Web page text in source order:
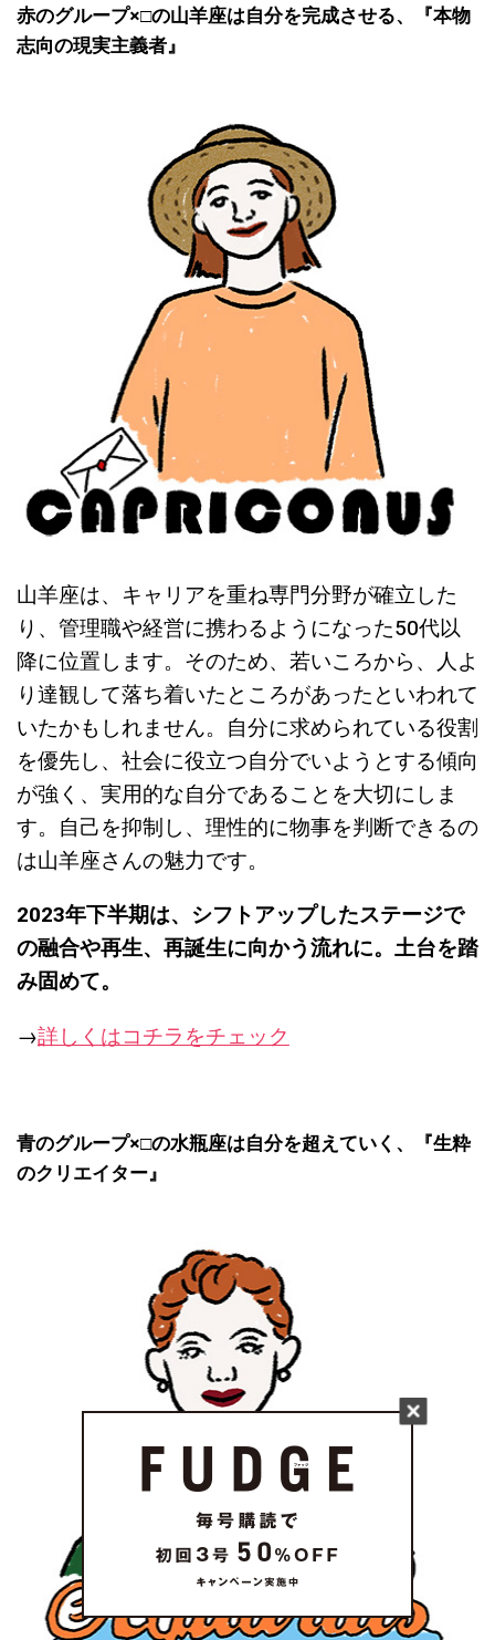
赤のグループ×□の山羊座は自分を完成させる、『本物
志向の現実主義者』
山羊座は、キャリアを重ね専門分野が確立した
り、管理職や経営に携わるようになった50代以
降に位置します。そのため、若いころから、人よ
り達観して落ち着いたところがあったといわれて
いたかもしれません。自分に求められている役割
を優先し、社会に役立つ自分でいようとする傾向
が強く、実用的な自分であることを大切にしま
す。自己を抑制し、理性的に物事を判断できるの
は山羊座さんの魅力です。
2023年下半期は、 シフトアップしたステージで
の融合や再生、再誕生に向かう流れに。 土台を踏
み固めて。
→詳しくはコチラをチェック
青のグループ×□の水瓶座は自分を超えていく、『生粋
のクリエイター』